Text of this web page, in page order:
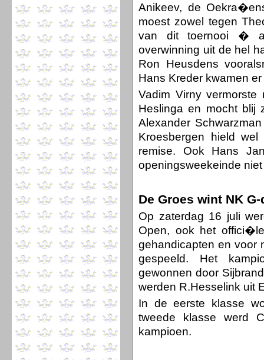
Anikeev, de
moest zowel tegen
van dit toernooi �
overwinning uit de hel
Ron Heusdens
Hans Kreder kwamen
Vadim Virny
Heslinga en mocht blij
Alexander
Kroesbergen hield
remise. Ook Hans
openingsweekeinde
De Groes wint NK
Op zaterdag 16 juli
Open, ook het
gehandicapten en voor
gespeeld. Het
gewonnen door
werden R.Hesselink uit
In de eerste klasse
tweede klasse werd
kampioen.